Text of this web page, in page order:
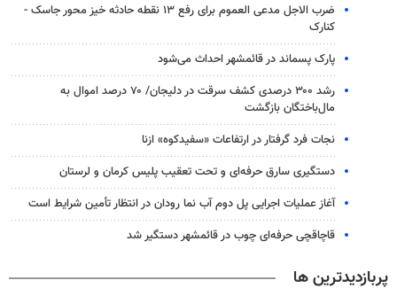
ضرب الاجل مدعی العموم برای رفع ۱۳ نقطه حادثه خیز محور جاسک -
کنارک
پارک پسماند در قائمشهر احداث می‌شود
رشد ۳۰۰ درصدی کشف سرقت در دلیجان/ ۷۰ درصد اموال به
مال‌باختگان بازگشت
نجات فرد گرفتار در ارتفاعات «سفیدکوه» ازنا
دستگیری سارق حرفه‌ای و تحت تعقیب پلیس کرمان و لرستان
آغاز عملیات اجرایی پل دوم آب نما رودان در انتظار تأمین شرایط است
قاچاقچی حرفه‌ای چوب در قائمشهر دستگیر شد
پربازدیدترین ها